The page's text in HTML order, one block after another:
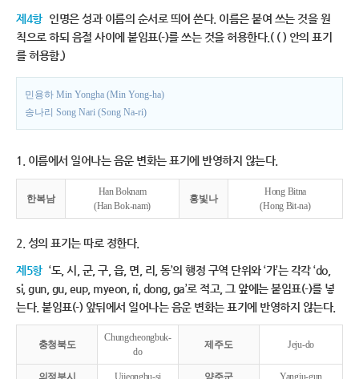
제4항 인명은 성과 이름의 순서로 띄어 쓴다. 이름은 붙여 쓰는 것을 원
칙으로 하되 음절 사이에 붙임표(-)를 쓰는 것을 허용한다.( ( ) 안의 표기
를 허용함.)
민용하 Min Yongha (Min Yong-ha)
송나리 Song Nari (Song Na-ri)
1. 이름에서 일어나는 음운 변화는 표기에 반영하지 않는다.
한복남
Han Boknam
(Han Bok-nam)
홍빛나
Hong Bitna
(Hong Bit-na)
2. 성의 표기는 따로 정한다.
제5항 ‘도, 시, 군, 구, 읍, 면, 리, 동’의 행정 구역 단위와 ‘가’는 각각 ‘do,
si, gun, gu, eup, myeon, ri, dong, ga’로 적고, 그 앞에는 붙임표(-)를 넣
는다. 붙임표(-) 앞뒤에서 일어나는 음운 변화는 표기에 반영하지 않는다.
충청북도
Chungcheongbuk-
do
제주도 Jeju-do
의정부시 Uijeongbu-si 양주군 Yangju-gun